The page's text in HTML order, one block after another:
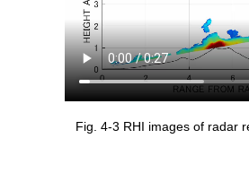
Fig. 4-3 RHI images of radar